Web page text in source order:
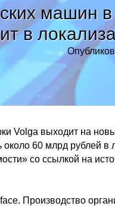
в
Volga выходит на
60 млрд рублей в
со ссылкой на
Производство